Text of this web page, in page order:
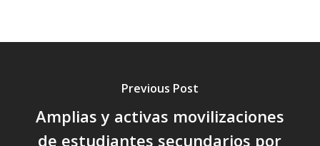
Previous Post
Amplias y activas movilizaciones
de estudiantes secundarios por